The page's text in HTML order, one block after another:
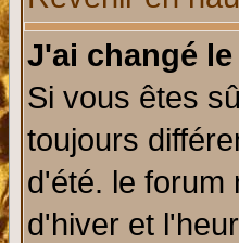
J'ai changé
Si vous êtes
toujours
d'été. le forum
d'hiver et